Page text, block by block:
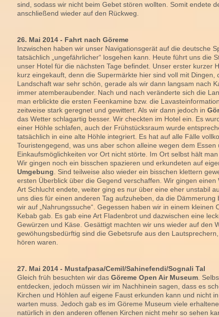
sind, sodass wir nicht beim Gebet stören wollten. Somit endete
anschließend wieder auf den Rückweg.
26. Mai 2014 - Fahrt nach Göreme
Inzwischen haben wir unser Navigationsgerät auf die deutsche
tatsächlich „ungefährlicher“ losgehen kann. Heute führt uns die
unser Hotel für die nächsten Tage befindet. Unser erster kurzer
kurz eingekauft, denn die Supermärkte hier sind voll mit Dingen,
Landschaft war sehr schön, gerade als wir dann langsam nach
immer atemberaubender. Nach und nach veränderte sich die
man erblickte die ersten Feenkamine bzw. die
zeitweise stark geregnet und gewittert. Als wir dann jedoch in
das Wetter schlagartig besser. Wir checkten im Hotel ein. Es
einer Höhle schlafen, auch der Frühstücksraum wurde
tatsächlich in eine alte Höhle integriert. Es hat auf alle Fälle
Touristengegend, was uns aber schon alleine wegen dem
Einkaufsmöglichkeiten vor Ort nicht störte. Im Ort selbst hält
Wir gingen noch ein bisschen spazieren und erkundeten auf
Umgebung . Sind teilweise also wieder ein bisschen klettern
ersten Überblick über die Gegend verschaffen. Wir gingen
Art Schlucht endete, weiter ging es nur über eine eher unstabil
uns dies für einen anderen Tag aufzuheben, da die
wir auf „Nahrungssuche“. Gegessen haben wir in einem kleinen
Kebab gab. Es gab eine Art Fladenbrot und dazwischen eine
Gewürzen und Käse. Gesättigt machten wir uns wieder auf den
gewöhungsbedürftig sind die Gebetsrufe aus den
hören waren.
27. Mai 2014 - Mustafpasa/Cemil/Sahinefendi/Sognali Tal
Gleich früh besuchten wir das Göreme Open Air Museum .
entdecken, jedoch müssen wir im Nachhinein sagen, dass es
Kirchen und Höhlen auf eigene Faust erkunden kann und nicht
warten muss. Jedoch gab es im Göreme Museum viele
natürlich in den anderen offenen Kirchen nicht mehr so sehen